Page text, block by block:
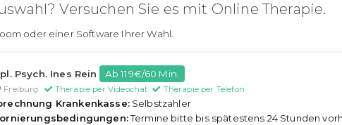
Versuchen Sie es mit Online Therapie.
oder einer Software Ihrer Wahl.
Psych. Ines Rein Ab 119€/60 Min.
Freiburg Therapie per Videochat Therapie per Telefon
Krankenkasse:Selbstzahler
Termine bitte bis spätestens 24 Stunden